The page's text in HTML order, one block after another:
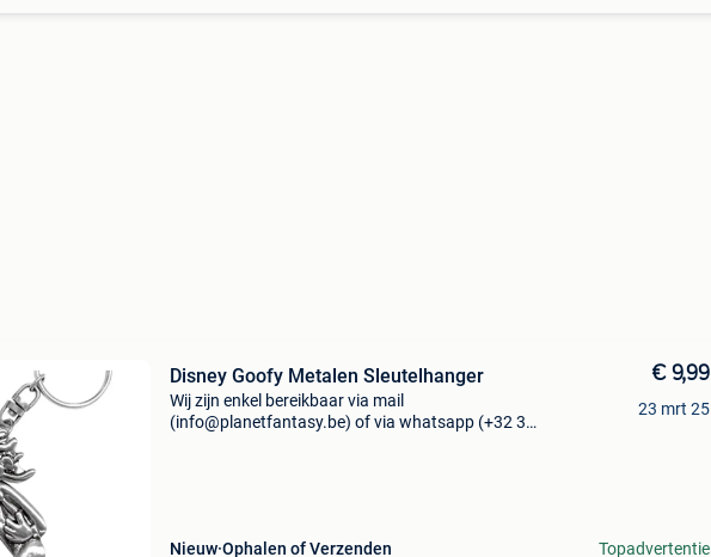
Disney Goofy Metalen Sleutelhanger
Wij zijn enkel bereikbaar via mail
(info@planetfantasy.be) of via whatsapp (+32 3
Nieuw Ophalen of Verzenden
€ 9,99
23 mrt 25
Topadvertentie